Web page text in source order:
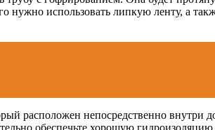
нужно использовать липкую ленту, а
расположен непосредственно внутри
обеспечьте хорошую гидроизоляцию